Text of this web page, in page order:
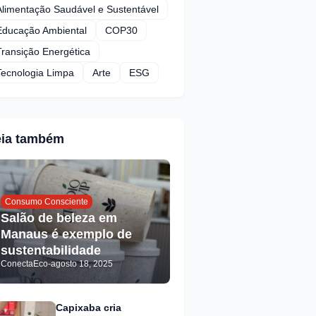
Saudável e Sustentável
Ambiental
COP30
Energética
Limpa
Arte ESG
também
Consumo Consciente
Salão de beleza em
Manaus é exemplo de
sustentabilidade
ConectaEco-agosto 18, 2025
Capixaba cria